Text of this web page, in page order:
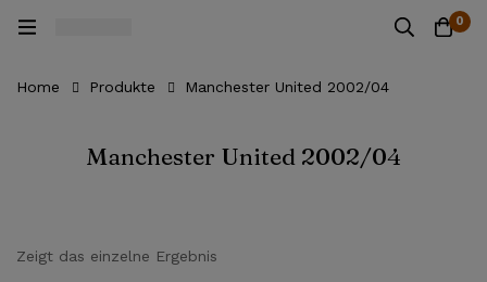
0
Home Produkte Manchester United 2002/04
Manchester United 2002/04
Zeigt das einzelne Ergebnis